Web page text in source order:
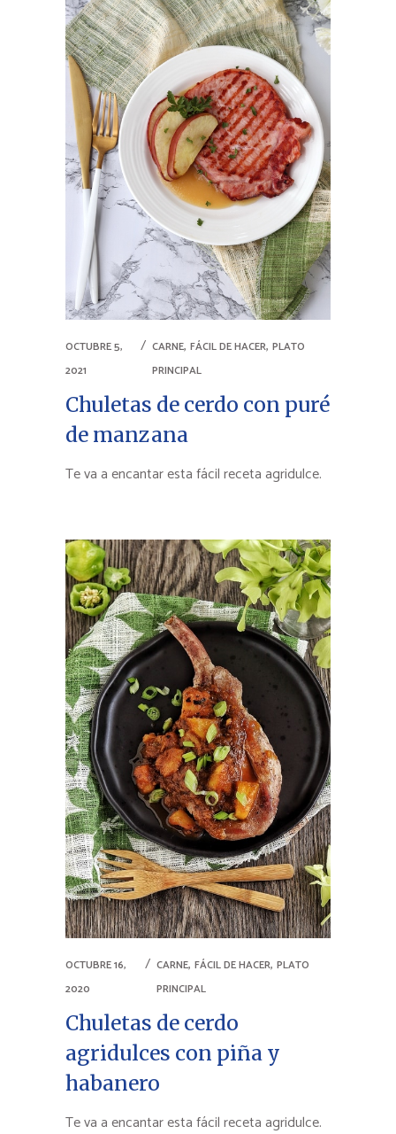
OCTUBRE 5,
2021
CARNE,FÁCIL DE HACER,PLATO
PRINCIPAL
Chuletas de cerdo con puré
de manzana
Te va a encantar esta fácil receta agridulce.
OCTUBRE 16,
2020
CARNE,FÁCIL DE HACER,PLATO
PRINCIPAL
Chuletas de cerdo
agridulces con piña y
habanero
Te va a encantar esta fácil receta agridulce.